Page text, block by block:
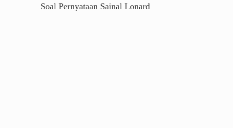
Soal Pernyataan Sainal Lonard